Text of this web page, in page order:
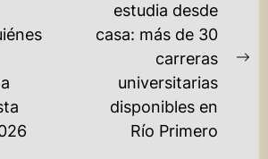
estudia desde
casa: más de 30
carreras
universitarias
disponibles en
Río Primero